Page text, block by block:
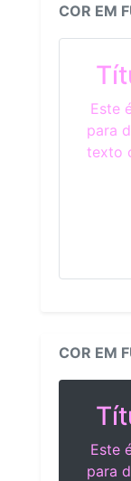
COR EM
Este
para
texto
COR EM
Este
para